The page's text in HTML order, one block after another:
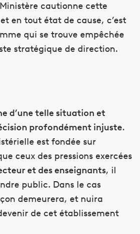
cautionne cette
en tout état de cause, c’est
qui se trouve empêchée
stratégique de direction.
d’une telle situation et
profondément injuste.
est fondée sur
ceux des pressions exercées
et des enseignants, il
public. Dans le cas
demeurera, et nuira
de cet établissement